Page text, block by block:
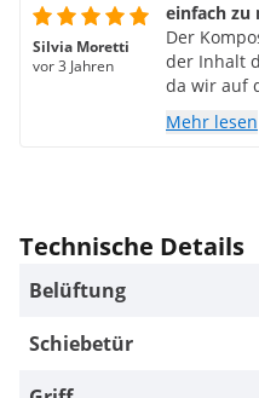
Silvia Moretti
vor 3 Jahren
einfach zu
Der
der Inhalt
da wir auf
Angriffs
den
Mehr lesen
Technische Details
Belüftung
Schiebetür